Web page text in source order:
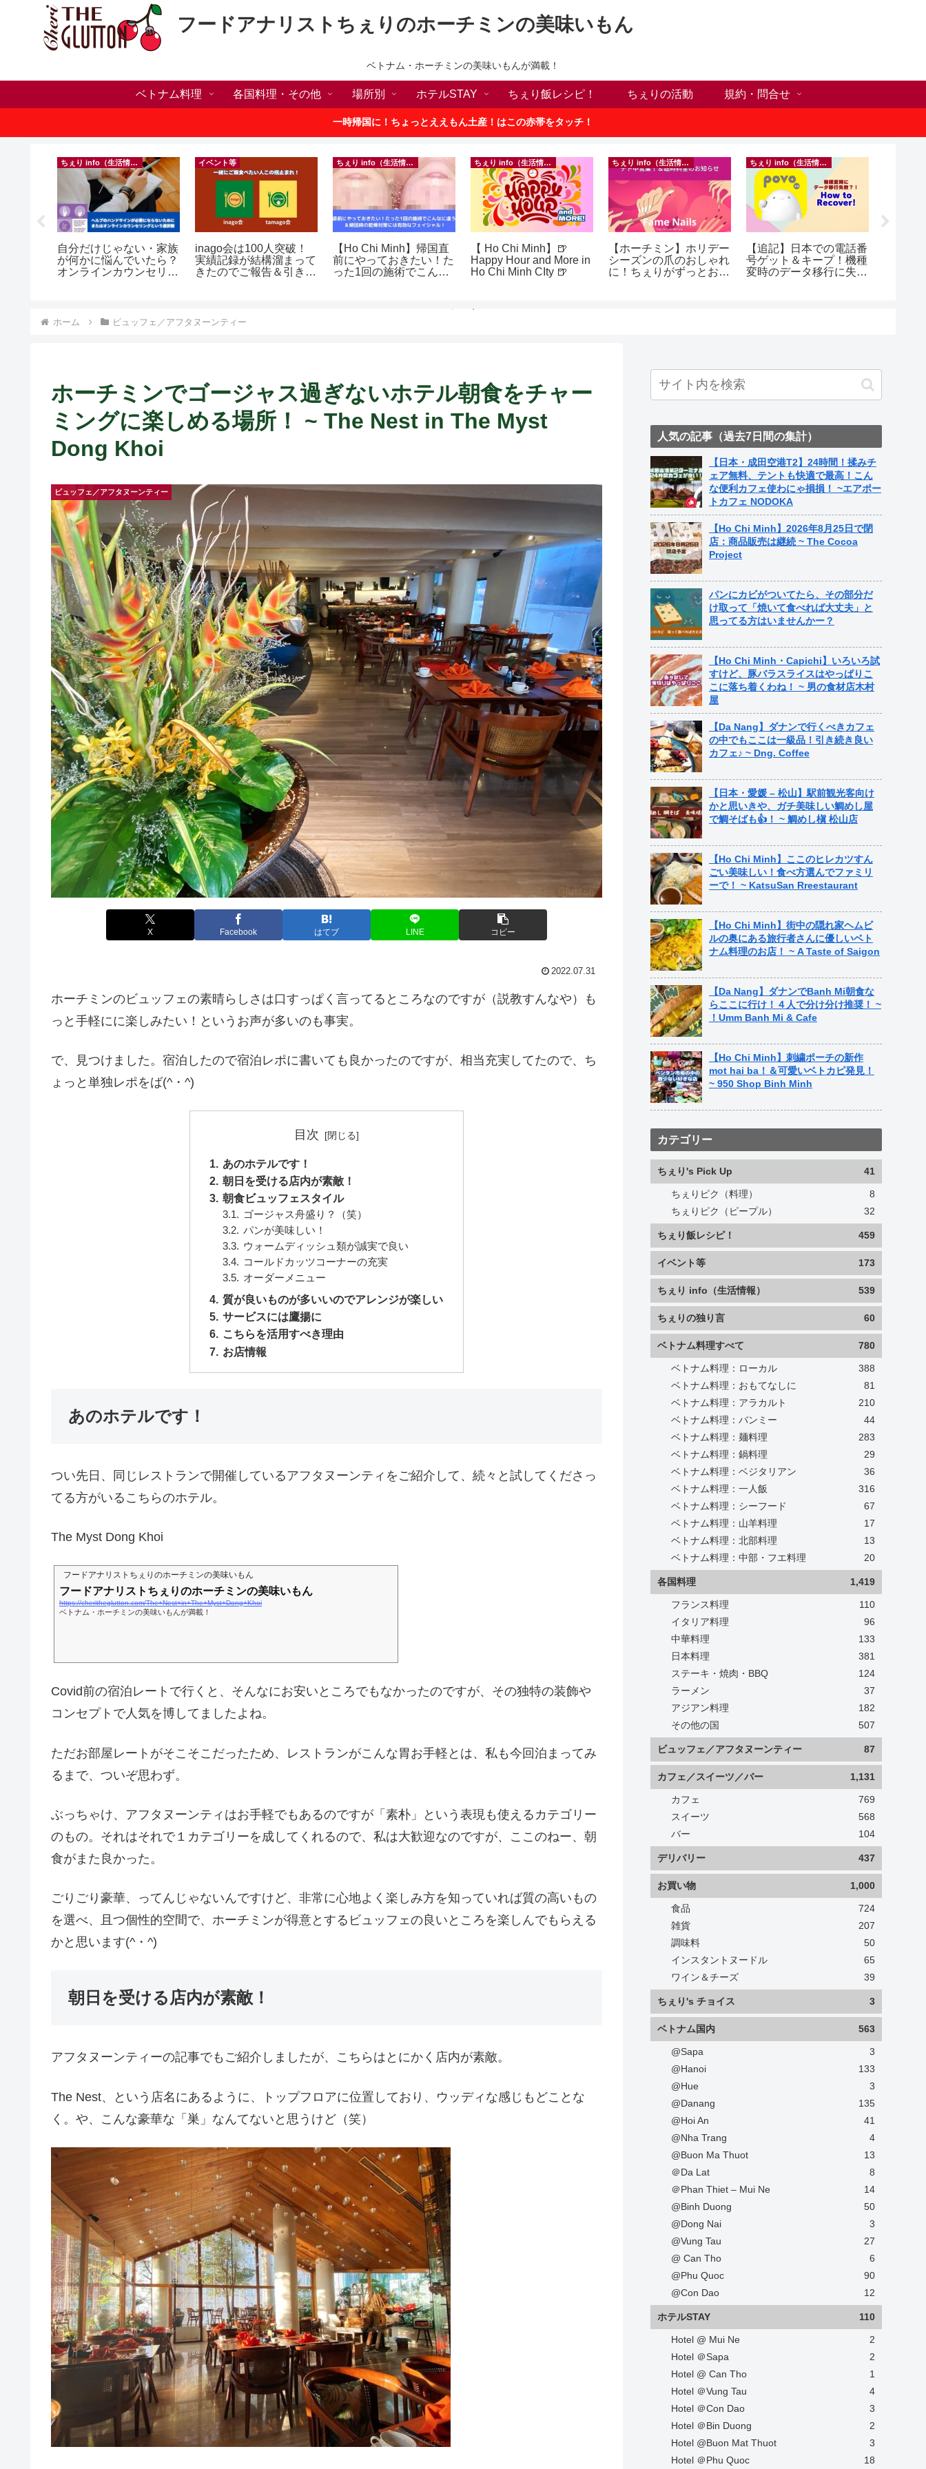
フードアナリストちぇりのホーチミンの美味いもん
ベトナム・ホーチミンの美味いもんが満載！
ベトナム料理 各国料理・その他 場所別 ホテルSTAY ちぇり飯レシピ！ ちぇりの活動 規約・問合せ
一時帰国に！ちょっとええもん土産！はこの赤帯をタッチ！
ちぇり info（生活情報）
自分だけじゃない・家族
が何かに悩んでいたら？
オンラインカウンセリン
イベント等
inago会は100人突破！
実績記録が結構溜まって
きたのでご報告＆引き続
ちぇり info（生活情報）
【Ho Chi Minh】帰国直
前にやっておきたい！た
った1回の施術でこんな
ちぇり info（生活情報）
【 Ho Chi Minh】🍺
Happy Hour and More in
Ho Chi Minh CIty 🍺
ちぇり info（生活情報）
【ホーチミン】ホリデー
シーズンの爪のおしゃれ
に！ちぇりがずっとお世
ちぇり info（生活情報）
【追記】日本での電話番
号ゲット＆キープ！機種
変時のデータ移行に失敗
ホーム ビュッフェ／アフタヌーンティー
ホーチミンでゴージャス過ぎないホテル朝食をチャー
ミングに楽しめる場所！ ~ The Nest in The Myst
Dong Khoi
ビュッフェ／アフタヌーンティー
X Facebook はてブ LINE コピー
2022.07.31
ホーチミンのビュッフェの素晴らしさは口すっぱく言ってるところなのですが（説教すんなや）も
っと手軽にに楽しみたい！というお声が多いのも事実。
で、見つけました。宿泊したので宿泊レポに書いても良かったのですが、相当充実してたので、ち
ょっと単独レポをば(^・^)
目次
あのホテルです！
朝日を受ける店内が素敵！
朝食ビュッフェスタイル
ゴージャス舟盛り？（笑）
パンが美味しい！
ウォームディッシュ類が誠実で良い
コールドカッツコーナーの充実
オーダーメニュー
質が良いものが多いいのでアレンジが楽しい
サービスには鷹揚に
こちらを活用すべき理由
お店情報
あのホテルです！
つい先日、同じレストランで開催しているアフタヌーンティをご紹介して、続々と試してくださっ
てる方がいるこちらのホテル。
The Myst Dong Khoi
フードアナリストちぇりのホーチミンの美味いもん
フードアナリストちぇりのホーチミンの美味いもん
https://cheritheglutton.com/The+Nest+in+The+Myst+Dong+Khoi
ベトナム・ホーチミンの美味いもんが満載！
Covid前の宿泊レートで行くと、そんなにお安いところでもなかったのですが、その独特の装飾や
コンセプトで人気を博してましたよね。
ただお部屋レートがそこそこだったため、レストランがこんな胃お手軽とは、私も今回泊まってみ
るまで、ついぞ思わず。
ぶっちゃけ、アフタヌーンティはお手軽でもあるのですが「素朴」という表現も使えるカテゴリー
のもの。それはそれで１カテゴリーを成してくれるので、私は大歓迎なのですが、ここのねー、朝
食がまた良かった。
ごりごり豪華、ってんじゃないんですけど、非常に心地よく楽しみ方を知っていれば質の高いもの
を選べ、且つ個性的空間で、ホーチミンが得意とするビュッフェの良いところを楽しんでもらえる
かと思います(^・^)
朝日を受ける店内が素敵！
アフタヌーンティーの記事でもご紹介しましたが、こちらはとにかく店内が素敵。
The Nest、という店名にあるように、トップフロアに位置しており、ウッディな感じもどことな
く。や、こんな豪華な「巣」なんてないと思うけど（笑）
人気の記事（過去7日間の集計）
【日本・成田空港T2】24時間！揉みチ
ェア無料、テントも快適で最高！こん
な便利カフェ使わにゃ損損！ ~エアポー
トカフェ NODOKA
【Ho Chi Minh】2026年8月25日で閉
店：商品販売は継続 ~ The Cocoa
Project
パンにカビがついてたら、その部分だ
け取って「焼いて食べれば大丈夫」と
思ってる方はいませんかー？
【Ho Chi Minh・Capichi】いろいろ試
すけど、豚バラスライスはやっぱりこ
こに落ち着くわね！ ~ 男の食材店木村
屋
【Da Nang】ダナンで行くべきカフェ
の中でもここは一級品！引き続き良い
カフェ♪ ~ Dng. Coffee
【日本・愛媛 – 松山】駅前観光客向け
かと思いきや、ガチ美味しい鯛めし屋
で鯛そばも👍！ ~ 鯛めし槇 松山店
【Ho Chi Minh】ここのヒレカツすん
ごい美味しい！食べ方選んでファミリ
ーで！ ~ KatsuSan Rreestaurant
【Ho Chi Minh】街中の隠れ家ヘムビ
ルの奥にある旅行者さんに優しいベト
ナム料理のお店！ ~ A Taste of Saigon
【Da Nang】ダナンでBanh Mi朝食な
らここに行け！４人で分け分け推奨！ ~
！Umm Banh Mi & Cafe
【Ho Chi Minh】刺繍ポーチの新作
mot hai ba！＆可愛いベトカピ発見！
~ 950 Shop Binh Minh
カテゴリー
ちぇり's Pick Up 41
ちぇりピク（料理）
8
ちぇりピク（ピープル）
32
ちぇり飯レシピ！ 459
イベント等 173
ちぇり info（生活情報） 539
ちぇりの独り言 60
ベトナム料理すべて 780
ベトナム料理：ローカル
388
ベトナム料理：おもてなしに
81
ベトナム料理：アラカルト
210
ベトナム料理：バンミー
44
ベトナム料理：麺料理
283
ベトナム料理：鍋料理
29
ベトナム料理：ベジタリアン
36
ベトナム料理：一人飯
316
ベトナム料理：シーフード
67
ベトナム料理：山羊料理
17
ベトナム料理：北部料理
13
ベトナム料理：中部・フエ料理
20
各国料理 1,419
フランス料理
110
イタリア料理
96
中華料理
133
日本料理
381
ステーキ・焼肉・BBQ
124
ラーメン
37
アジアン料理
182
その他の国
507
ビュッフェ／アフタヌーンティー 87
カフェ／スイーツ／バー 1,131
カフェ
769
スイーツ
568
バー
104
デリバリー 437
お買い物 1,000
食品
724
雑貨
207
調味料
50
インスタントヌードル
65
ワイン＆チーズ
39
ちぇり's チョイス 3
ベトナム国内 563
@Sapa
3
@Hanoi
133
@Hue
3
@Danang
135
@Hoi An
41
@Nha Trang
4
@Buon Ma Thuot
13
＠Da Lat
8
＠Phan Thiet – Mui Ne
14
@Binh Duong
50
@Dong Nai
3
@Vung Tau
27
@ Can Tho
6
@Phu Quoc
90
@Con Dao
12
ホテルSTAY 110
Hotel @ Mui Ne
2
Hotel ＠Sapa
2
Hotel @ Can Tho
1
Hotel ＠Vung Tau
4
Hotel ＠Con Dao
3
Hotel ＠Bin Duong
2
Hotel @Buon Mat Thuot
3
Hotel ＠Phu Quoc
18